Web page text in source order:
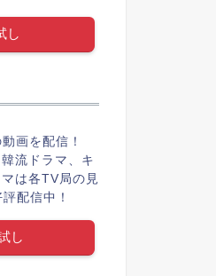
し
画を配信！
流ドラマ、キ
は各TV局の見
配信中！
し